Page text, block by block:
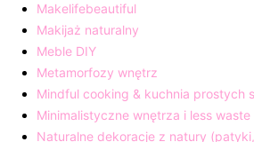
Makelifebeautiful
Makijaż naturalny
Meble DIY
Metamorfozy wnętrz
Mindful cooking & kuchnia prostych
Minimalistyczne wnętrza i less waste
Naturalne dekoracje z natury